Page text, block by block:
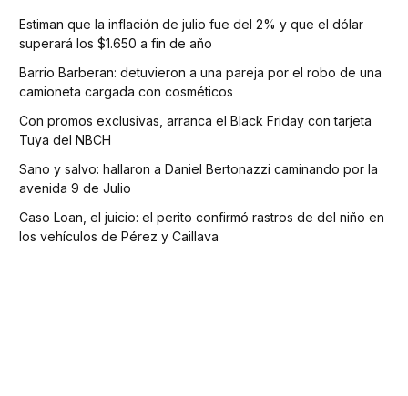
Estiman que la inflación de julio fue del 2% y que el dólar
superará los $1.650 a fin de año
Barrio Barberan: detuvieron a una pareja por el robo de una
camioneta cargada con cosméticos
Con promos exclusivas, arranca el Black Friday con tarjeta
Tuya del NBCH
Sano y salvo: hallaron a Daniel Bertonazzi caminando por la
avenida 9 de Julio
Caso Loan, el juicio: el perito confirmó rastros de del niño en
los vehículos de Pérez y Caillava